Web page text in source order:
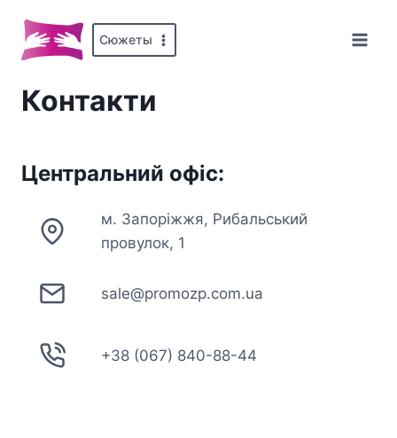
вмісту
Сюжеты
Контакти
Центральний офіс:
м. Запоріжжя, Рибальський
провулок, 1
sale@promozp.com.ua
+38 (067) 840-88-44